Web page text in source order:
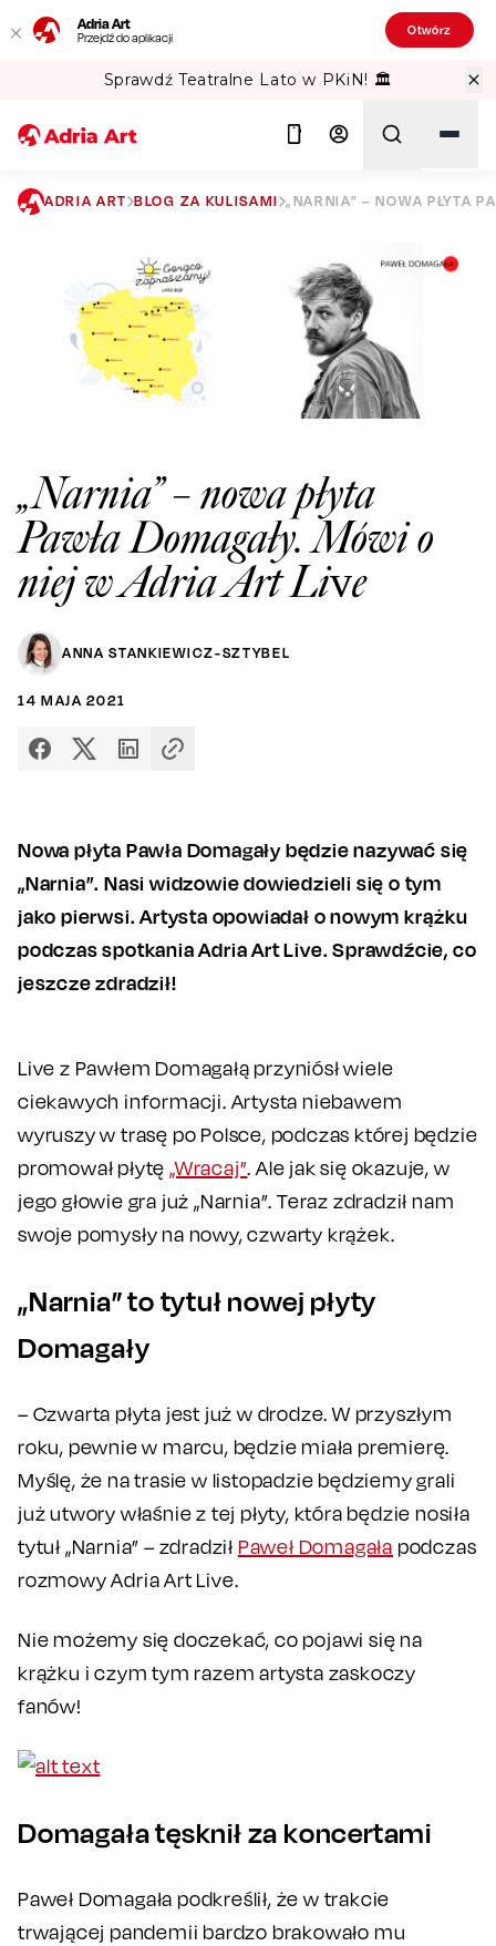
Adria Art
Przejdź do aplikacji Otwórz
Sprawdź Teatralne Lato w PKiN! 🏛️
ADRIA ART BLOG ZA KULISAMI „NARNIA” – NOWA PŁYTA
„Narnia” – nowa płyta
Pawła Domagały. Mówi o
niej w Adria Art Live
ANNA STANKIEWICZ-SZTYBEL
14 MAJA 2021
Nowa płyta Pawła Domagały będzie nazywać się
„Narnia”. Nasi widzowie dowiedzieli się o tym
jako pierwsi. Artysta opowiadał o nowym krążku
podczas spotkania Adria Art Live. Sprawdźcie, co
jeszcze zdradził!
Live z Pawłem Domagałą przyniósł wiele
ciekawych informacji. Artysta niebawem
wyruszy w trasę po Polsce, podczas której będzie
promował płytę„Wracaj”. Ale jak się okazuje, w
jego głowie gra już „Narnia”. Teraz zdradził nam
swoje pomysły na nowy, czwarty krążek.
„Narnia” to tytuł nowej płyty
Domagały
– Czwarta płyta jest już w drodze. W przyszłym
roku, pewnie w marcu, będzie miała premierę.
Myślę, że na trasie w listopadzie będziemy grali
już utwory właśnie z tej płyty, która będzie nosiła
tytuł „Narnia” – zdradził Paweł Domagała podczas
rozmowy Adria Art Live.
Nie możemy się doczekać, co pojawi się na
krążku i czym tym razem artysta zaskoczy
fanów!
Domagała tęsknił za koncertami
Paweł Domagała podkreślił, że w trakcie
trwającej pandemii bardzo brakowało mu